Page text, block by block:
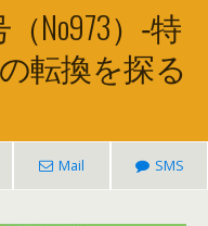
No973）‐特
転換を探る
Mail SMS